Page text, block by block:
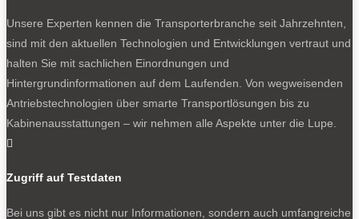
Unsere Experten kennen die Transporterbranche seit Jahrzehnten,
sind mit den aktuellen Technologien und Entwicklungen vertraut und
halten Sie mit sachlichen Einordnungen und
Hintergrundinformationen auf dem Laufenden. Von wegweisenden
Antriebstechnologien über smarte Transportlösungen bis zu
Kabinenausstattungen – wir nehmen alle Aspekte unter die Lupe.

Zugriff auf Testdaten
Bei uns gibt es nicht nur Informationen, sondern auch umfangreiche